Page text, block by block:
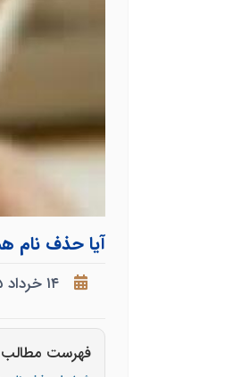
آیا حذف نام
۱۴ خرداد ۱۴۰۵
فهرست مطالب